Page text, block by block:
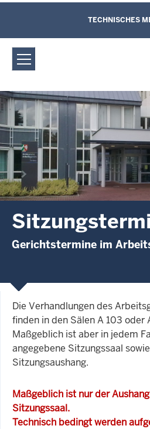
Arbeitsgericht
Sitzungstermine
Direkt zum Inhalt
Leichte Sprache,
und Kontaktformular
TECHNISCHES
Gerichtstermine im
Die Verhandlungen des
finden in den Sälen A 103 oder
Maßgeblich ist aber in jedem
angegebene Sitzungssaal
Sitzungsaushang.
Maßgeblich ist nur der
Sitzungssaal.
Technisch bedingt werden